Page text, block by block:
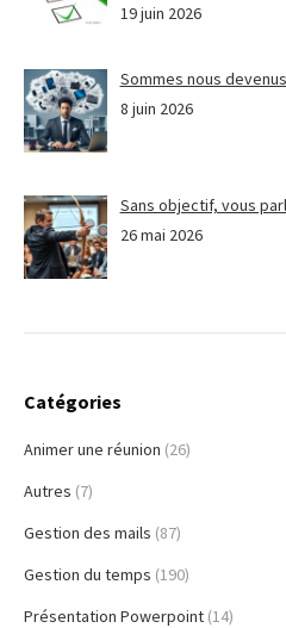
19 juin 2026
Sommes nous
8 juin 2026
Sans objectif, vous
26 mai 2026
Catégories
Animer une réunion (26)
Autres (7)
Gestion des mails (87)
Gestion du temps (190)
Présentation Powerpoint (14)